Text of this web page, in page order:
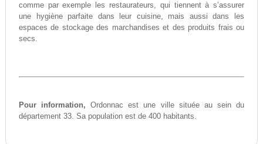
comme par exemple les restaurateurs, qui tiennent à s’assurer
une hygiène parfaite dans leur cuisine, mais aussi dans les
espaces de stockage des marchandises et des produits frais ou
secs.
Pour information, Ordonnac est une ville située au sein du
département 33. Sa population est de 400 habitants.